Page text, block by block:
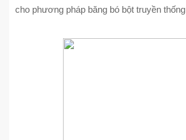
cho phương pháp băng bó bột truyền thống